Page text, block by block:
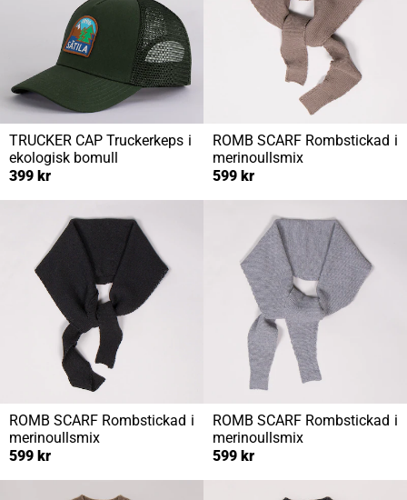
TRUCKER CAP Truckerkeps i
ekologisk bomull
399 kr
ROMB SCARF Rombstickad i
merinoullsmix
599 kr
ROMB SCARF Rombstickad i
merinoullsmix
599 kr
ROMB SCARF Rombstickad i
merinoullsmix
599 kr